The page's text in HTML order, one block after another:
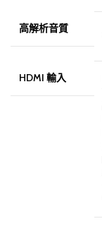
高解析音質
HDMI 輸入